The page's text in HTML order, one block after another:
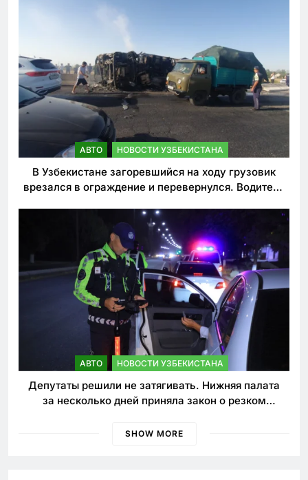
АВТО НОВОСТИ УЗБЕКИСТАНА
В Узбекистане загоревшийся на ходу грузовик
врезался в ограждение и перевернулся. Водитель
АВТО НОВОСТИ УЗБЕКИСТАНА
Депутаты решили не затягивать. Нижняя палата
за несколько дней приняла закон о резком
SHOW MORE